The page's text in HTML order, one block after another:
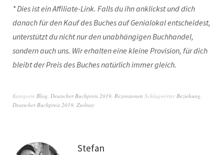
* Dies ist ein Affiliate-Link. Falls du ihn anklickst und dich
danach für den Kauf des Buches auf Genialokal entscheidest,
unterstützt du nicht nur den unabhängigen Buchhandel,
sondern auch uns. Wir erhalten eine kleine Provision, für dich
bleibt der Preis des Buches natürlich immer gleich.
Kategorie Blog, Deutscher Buchpreis 2019, Rezensionen SchlagwörterBeziehung,
Deutscher Buchpreis 2019, Zsolnay
Stefan